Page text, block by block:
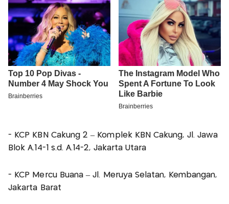
- KCP KBN Cakung 2 – Komplek KBN Cakung, Jl. Jawa
Blok A.14-1 s.d. A.14-2, Jakarta Utara
- KCP Mercu Buana – Jl. Meruya Selatan, Kembangan,
Jakarta Barat